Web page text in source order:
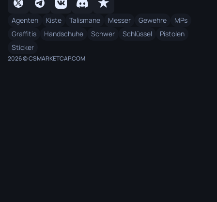
Agenten Kiste Talismane Messer Gewehre
MPs
Graffitis
Handschuhe Schwer Schlüssel
Pistolen
Sticker
2026 © CSMARKETCAP.COM